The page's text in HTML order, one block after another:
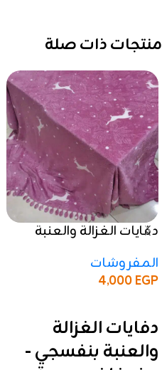
منتجات ذات صلة
دفايات الغزالة والعنبة
وجودة عالية
المفروشات
4,000EGP
دفايات الغزالة
والعنبة بنفسجي -